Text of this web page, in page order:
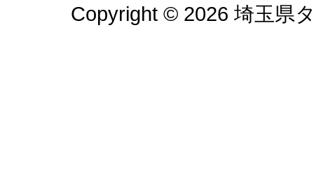
Copyright © 2026 埼玉県